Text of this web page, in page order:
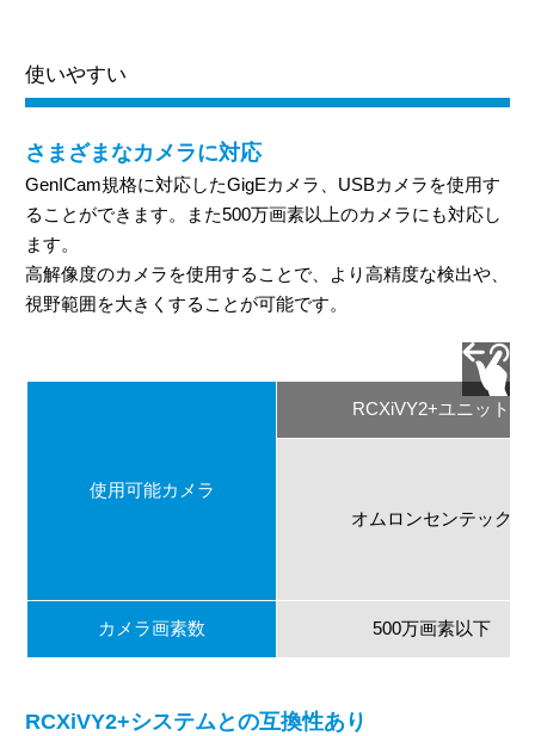
使いやすい
さまざまなカメラに対応
GenICam規格に対応したGigEカメラ、USBカメラを使用す
ることができます。また500万画素以上のカメラにも対応し
ます。
高解像度のカメラを使用することで、より高精度な検出や、
視野範囲を大きくすることが可能です。
使用可能カメラ
RCXiVY2+ユニット
オムロンセンテック
カメラ画素数 500万画素以下
RCXiVY2+システムとの互換性あり